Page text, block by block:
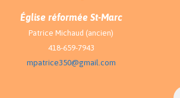
Église réformée St-Marc
Patrice Michaud (ancien)
418-659-7943
mpatrice350@gmail.com